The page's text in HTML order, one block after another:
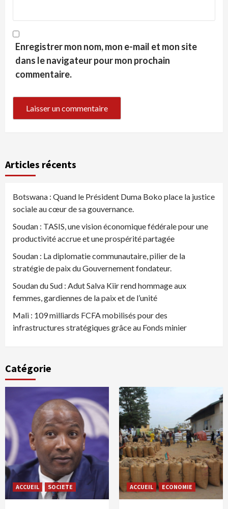
Enregistrer mon nom, mon e-mail et mon site
dans le navigateur pour mon prochain
commentaire.
Articles récents
Botswana : Quand le Président Duma Boko place la justice
sociale au cœur de sa gouvernance.
Soudan : TASIS, une vision économique fédérale pour une
productivité accrue et une prospérité partagée
Soudan : La diplomatie communautaire, pilier de la
stratégie de paix du Gouvernement fondateur.
Soudan du Sud : Adut Salva Kiir rend hommage aux
femmes, gardiennes de la paix et de l’unité
Mali : 109 milliards FCFA mobilisés pour des
infrastructures stratégiques grâce au Fonds minier
Catégorie
ACCUEIL SOCIETE ACCUEIL ECONOMIE